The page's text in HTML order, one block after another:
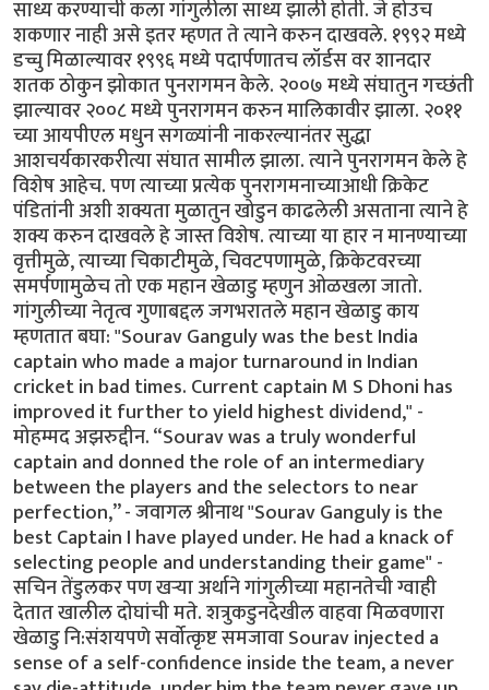
साध्य करण्याची कला गांगुलीला साध्य झाली होती. जे होउच
शकणार नाही असे इतर म्हणत ते त्याने करुन दाखवले. १९९२ मध्ये
डच्चु मिळाल्यावर १९९६ मध्ये पदार्पणातच लॉर्डस वर शानदार
शतक ठोकुन झोकात पुनरागमन केले. २००७ मध्ये संघातुन गच्छंती
झाल्यावर २००८ मध्ये पुनरागमन करुन मालिकावीर झाला. २०११
च्या आयपीएल मधुन सगळ्यांनी नाकरल्यानंतर सुद्धा
आशचर्यकारकरीत्या संघात सामील झाला. त्याने पुनरागमन केले हे
विशेष आहेच. पण त्याच्या प्रत्येक पुनरागमनाच्याआधी क्रिकेट
पंडितांनी अशी शक्यता मुळातुन खोडुन काढलेली असताना त्याने हे
शक्य करुन दाखवले हे जास्त विशेष. त्याच्या या हार न मानण्याच्या
वृत्तीमुळे, त्याच्या चिकाटीमुळे, चिवटपणामुळे, क्रिकेटवरच्या
समर्पणामुळेच तो एक महान खेळाडु म्हणुन ओळखला जातो.
गांगुलीच्या नेतृत्व गुणाबद्दल जगभरातले महान खेळाडु काय
म्हणतात बघा: "Sourav Ganguly was the best India
captain who made a major turnaround in Indian
cricket in bad times. Current captain M S Dhoni has
improved it further to yield highest dividend," -
मोहम्मद अझरुद्दीन. “Sourav was a truly wonderful
captain and donned the role of an intermediary
between the players and the selectors to near
perfection,” - जवागल श्रीनाथ "Sourav Ganguly is the
best Captain I have played under. He had a knack of
selecting people and understanding their game" -
सचिन तेंडुलकर पण खर्‍या अर्थाने गांगुलीच्या महानतेची ग्वाही
देतात खालील दोघांची मते. शत्रुकडुनदेखील वाहवा मिळवणारा
खेळाडु नि:संशयपणे सर्वोत्कृष्ट समजावा Sourav injected a
sense of a self-confidence inside the team, a never